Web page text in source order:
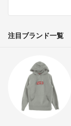
注目ブランド一覧